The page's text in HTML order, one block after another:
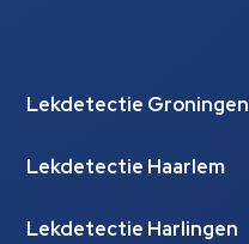
Lekdetectie Groningen
Lekdetectie Haarlem
Lekdetectie Harlingen